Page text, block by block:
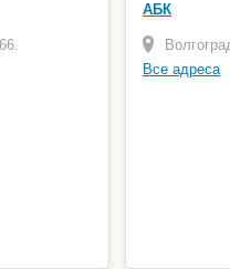
АБК
Все адреса